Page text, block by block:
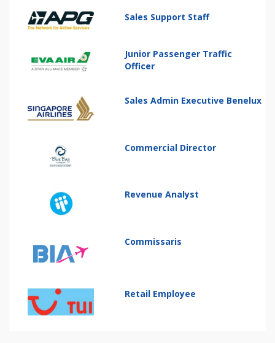
Sales Support Staff
Junior Passenger Traffic
Officer
Sales Admin Executive Benelux
Commercial Director
Revenue Analyst
Commissaris
Retail Employee